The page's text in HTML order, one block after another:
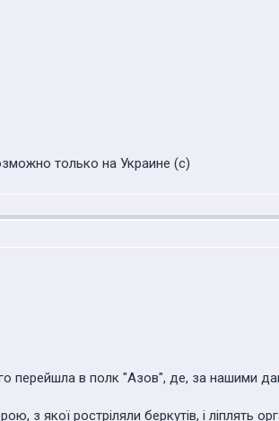
только на Украине (с)
перейшла в полк "Азов", де, за нашими
з якої ростріляли беркутів, і ліплять